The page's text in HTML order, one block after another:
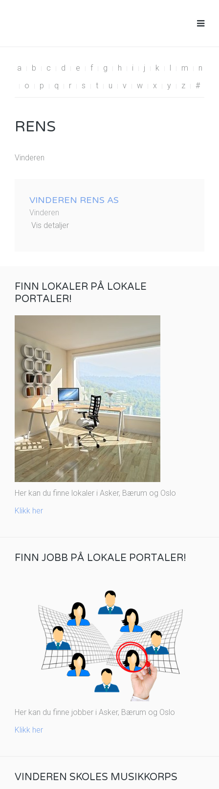
a b c d e f g h i j k l m
n
o
p q r s t u v w x y z #
RENS
Vinderen
VINDEREN RENS AS
Vinderen
Vis detaljer
FINN LOKALER PÅ LOKALE
PORTALER!
Her kan du finne lokaler i Asker, Bærum og Oslo
Klikk her
FINN JOBB PÅ LOKALE PORTALER!
Her kan du finne jobber i Asker, Bærum og Oslo
Klikk her
VINDEREN SKOLES MUSIKKORPS